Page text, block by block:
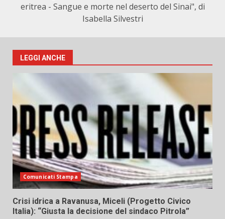
eritrea - Sangue e morte nel deserto del Sinai", di
Isabella Silvestri
LEGGI ANCHE
Comunicati Stampa
Crisi idrica a Ravanusa, Miceli (Progetto Civico
Italia): “Giusta la decisione del sindaco Pitrola”